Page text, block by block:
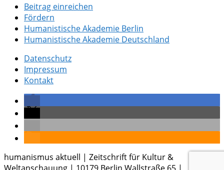
Beitrag einreichen
Fördern
Humanistische Akademie Berlin
Humanistische Akademie Deutschland
Datenschutz
Impressum
Kontakt
humanismus aktuell | Zeitschrift für Kultur &